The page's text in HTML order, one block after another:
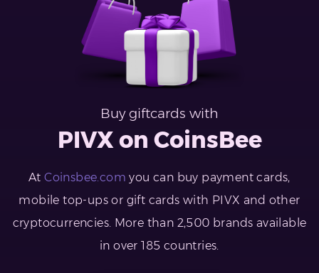
Buy giftcards with
PIVX on CoinsBee
AtCoinsbee.com you can buy payment cards,
mobile top-ups or gift cards with PIVX and other
cryptocurrencies. More than 2,500 brands available
in over 185 countries.